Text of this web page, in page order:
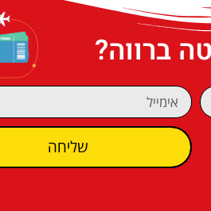
ברווה?
שליחה